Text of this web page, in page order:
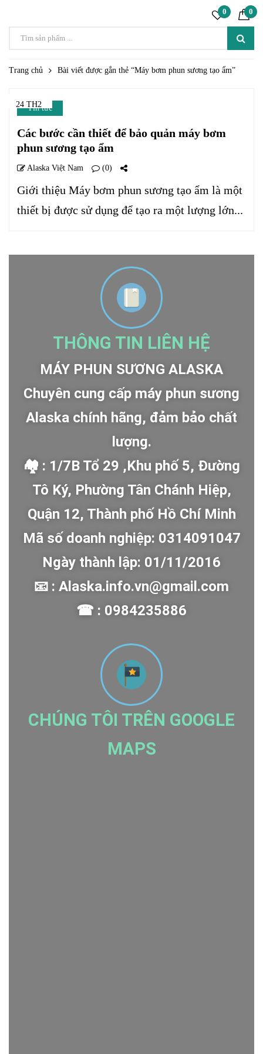
0 0
Trang chủ Bài viết được gắn thẻ “Máy bơm phun sương tạo ẩm”
24 TH2
Tin tức
Các bước cần thiết để bảo quản máy bơm
phun sương tạo ẩm
Alaska Việt Nam (0)
Giới thiệu Máy bơm phun sương tạo ẩm là một
thiết bị được sử dụng để tạo ra một lượng lớn...
THÔNG TIN LIÊN HỆ
MÁY PHUN SƯƠNG ALASKA
Chuyên cung cấp máy phun sương
Alaska chính hãng, đảm bảo chất
lượng.
🏘 : 1/7B Tổ 29 ,Khu phố 5, Đường
Tô Ký, Phường Tân Chánh Hiệp,
Quận 12, Thành phố Hồ Chí Minh
Mã số doanh nghiệp: 0314091047
Ngày thành lập: 01/11/2016
📧 : Alaska.info.vn@gmail.com
☎ : 0984235886
CHÚNG TÔI TRÊN GOOGLE
MAPS